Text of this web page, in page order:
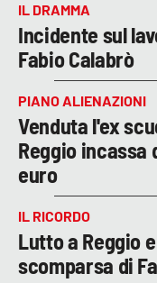
IL DRAMMA
Incidente sul
Fabio Calabrò
PIANO ALIENAZIONI
Venduta l'ex
Reggio incassa
euro
IL RICORDO
Lutto a Reggio
scomparsa di